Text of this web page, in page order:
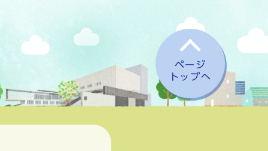
ページ
トップへ